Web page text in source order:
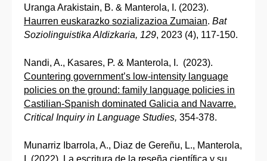
Uranga Arakistain, B. & Manterola, I. (2023).
Haurren euskarazko sozializazioa Zumaian. Bat
Soziolinguistika Aldizkaria, 129, 2023 (4), 117-150.
Nandi, A., Kasares, P. & Manterola, I. (2023).
Countering government’s low-intensity language
policies on the ground: family language policies in
Castilian-Spanish dominated Galicia and Navarre.
Critical Inquiry in Language Studies, 354-378.
Munarriz Ibarrola, A., Diaz de Gereñu, L., Manterola,
I. (2022).
La escritura de la reseña científica y su